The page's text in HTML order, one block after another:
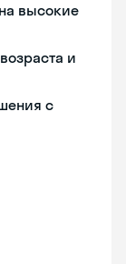
высокие
и
с